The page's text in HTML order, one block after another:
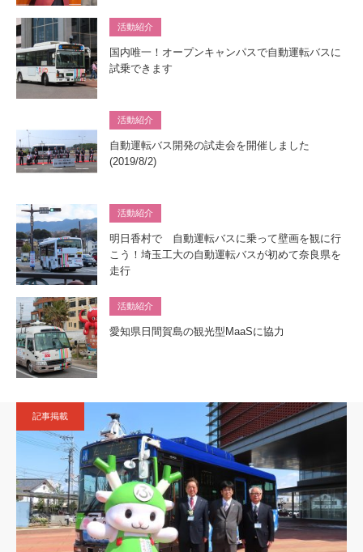
活動紹介
国内唯一！オープンキャンパスで自動運転バスに
試乗できます
活動紹介
自動運転バス開発の試走会を開催しました
(2019/8/2)
活動紹介
明日香村で 自動運転バスに乗って壁画を観に行
こう！埼玉工大の自動運転バスが初めて奈良県を
走行
活動紹介
愛知県日間賀島の観光型MaaSに協力
記事掲載